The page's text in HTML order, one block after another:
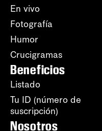
En vivo
Fotografía
Humor
Crucigramas
Beneficios
Listado
Tu ID (número de
suscripción)
Nosotros